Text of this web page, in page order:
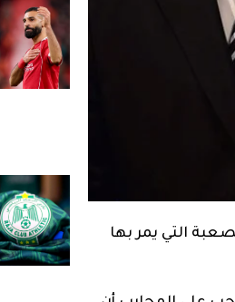
التي يمر بها